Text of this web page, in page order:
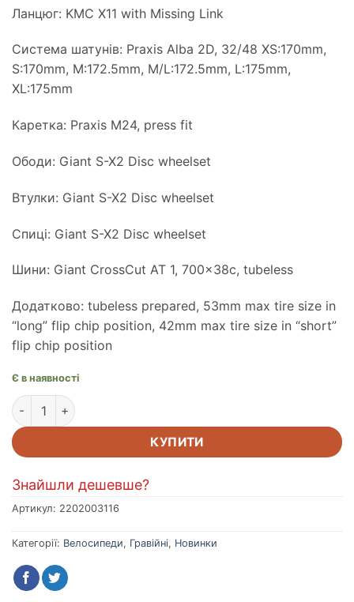
Ланцюг: KMC X11 with Missing Link
Система шатунів: Praxis Alba 2D, 32/48 XS:170mm,
S:170mm, M:172.5mm, M/L:172.5mm, L:175mm,
XL:175mm
Каретка: Praxis M24, press fit
Ободи: Giant S-X2 Disc wheelset
Втулки: Giant S-X2 Disc wheelset
Спиці: Giant S-X2 Disc wheelset
Шини: Giant CrossCut AT 1, 700x38c, tubeless
Додатково: tubeless prepared, 53mm max tire size in
“long” flip chip position, 42mm max tire size in “short”
flip chip position
Є в наявності
Велосипед Giant Revolt 0 чорн ML кількість
КУПИТИ
Знайшли дешевше?
Артикул: 2202003116
Категорії: Велосипеди, Гравійні, Новинки